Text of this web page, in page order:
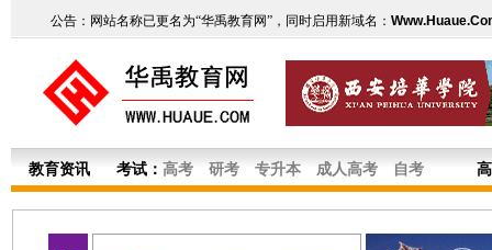
公告：网站名称已更名为“华禹教育网”，同时启用新域名：
教育资讯 考试： 高考 研考 专升本 成人高考 自考